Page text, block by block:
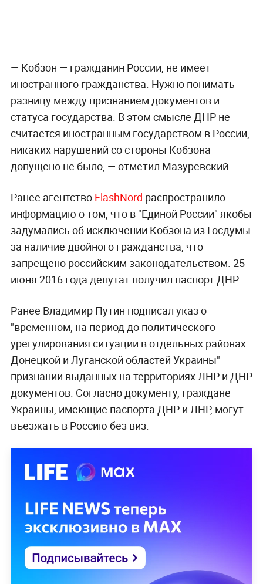
— Кобзон — гражданин России, не имеет
иностранного гражданства. Нужно понимать
разницу между признанием документов и
статуса государства. В этом смысле ДНР не
считается иностранным государством в России,
никаких нарушений со стороны Кобзона
допущено не было, — отметил Мазуревский.
Ранее агентство FlashNord распространило
информацию о том, что в "Единой России" якобы
задумались об исключении Кобзона из Госдумы
за наличие двойного гражданства, что
запрещено российским законодательством. 25
июня 2016 года депутат получил паспорт ДНР.
Ранее Владимир Путин подписал указ о
"временном, на период до политического
урегулирования ситуации в отдельных районах
Донецкой и Луганской областей Украины"
признании выданных на территориях ЛНР и ДНР
документов. Согласно документу, граждане
Украины, имеющие паспорта ДНР и ЛНР, могут
въезжать в Россию без виз.